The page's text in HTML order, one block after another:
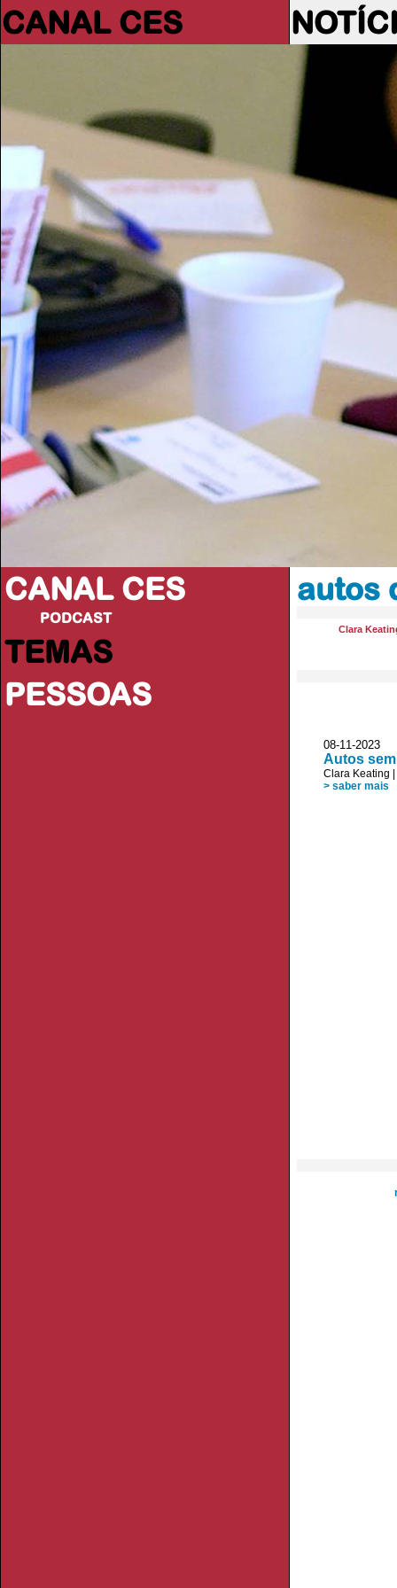
CANAL CES
CANAL CES
PODCAST
TEMAS
PESSOAS
autos
Clara
08-11-
Autos
Clara Keating
> saber mais